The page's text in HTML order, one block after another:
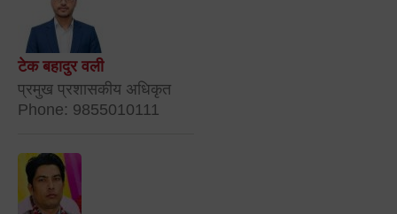
टेक बहादुर वली
प्रमुख प्रशासकीय अधिकृत
Phone: 9855010111